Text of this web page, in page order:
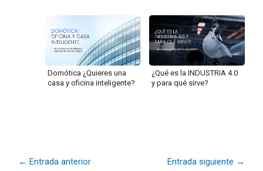
Domótica ¿Quieres una
casa y oficina inteligente?
¿Qué es la INDUSTRIA 4.0
y para qué sirve?
← Entrada anterior Entrada siguiente →